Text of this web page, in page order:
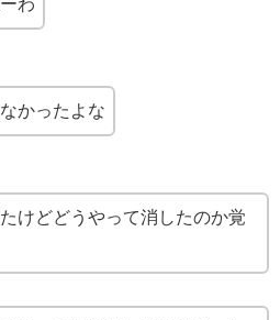
かったよな
けどどうやって消したのか覚